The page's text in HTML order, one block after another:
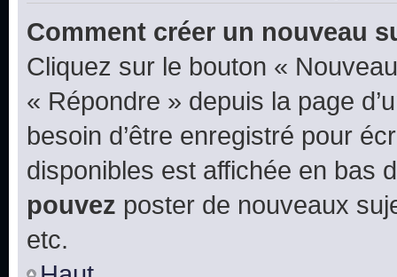
Comment créer un nouveau
Cliquez sur le bouton «
« Répondre » depuis la page
besoin d’être enregistré pour
disponibles est affichée en bas
pouvez poster de nouveaux
etc.